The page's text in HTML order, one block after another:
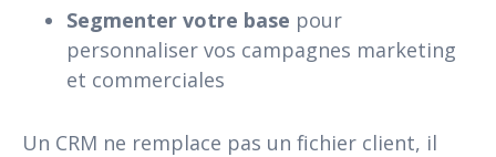
Segmenter votre base pour
personnaliser vos campagnes marketing
et commerciales
Un CRM ne remplace pas un fichier client, il